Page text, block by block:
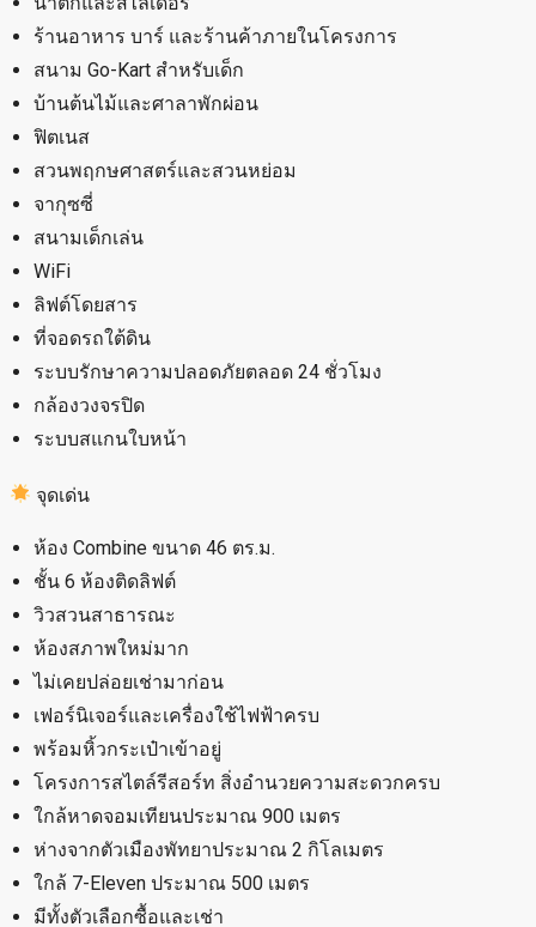
ร้านอาหาร บาร์ และร้านค้าภายในโครงการ
สนาม Go-Kart สำหรับเด็ก
บ้านต้นไม้และศาลาพักผ่อน
ฟิตเนส
สวนพฤกษศาสตร์และสวนหย่อม
จากุซซี่
สนามเด็กเล่น
WiFi
ลิฟต์โดยสาร
ที่จอดรถใต้ดิน
ระบบรักษาความปลอดภัยตลอด 24 ชั่วโมง
กล้องวงจรปิด
ระบบสแกนใบหน้า
จุดเด่น
ห้อง Combine ขนาด 46 ตร.ม.
ชั้น 6 ห้องติดลิฟต์
วิวสวนสาธารณะ
ห้องสภาพใหม่มาก
ไม่เคยปล่อยเช่ามาก่อน
เฟอร์นิเจอร์และเครื่องใช้ไฟฟ้าครบ
พร้อมหิ้วกระเป๋าเข้าอยู่
โครงการสไตล์รีสอร์ท สิ่งอำนวยความสะดวกครบ
ใกล้หาดจอมเทียนประมาณ 900 เมตร
ห่างจากตัวเมืองพัทยาประมาณ 2 กิโลเมตร
ใกล้ 7-Eleven ประมาณ 500 เมตร
มีทั้งตัวเลือกซื้อและเช่า